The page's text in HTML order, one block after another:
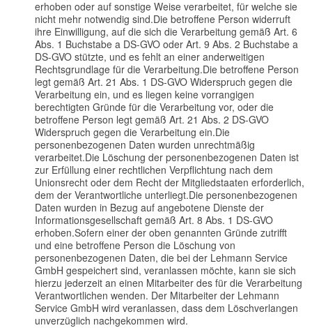
erhoben oder auf sonstige Weise verarbeitet, für welche sie
nicht mehr notwendig sind.Die betroffene Person widerruft
ihre Einwilligung, auf die sich die Verarbeitung gemäß Art. 6
Abs. 1 Buchstabe a DS-GVO oder Art. 9 Abs. 2 Buchstabe a
DS-GVO stützte, und es fehlt an einer anderweitigen
Rechtsgrundlage für die Verarbeitung.Die betroffene Person
legt gemäß Art. 21 Abs. 1 DS-GVO Widerspruch gegen die
Verarbeitung ein, und es liegen keine vorrangigen
berechtigten Gründe für die Verarbeitung vor, oder die
betroffene Person legt gemäß Art. 21 Abs. 2 DS-GVO
Widerspruch gegen die Verarbeitung ein.Die
personenbezogenen Daten wurden unrechtmäßig
verarbeitet.Die Löschung der personenbezogenen Daten ist
zur Erfüllung einer rechtlichen Verpflichtung nach dem
Unionsrecht oder dem Recht der Mitgliedstaaten erforderlich,
dem der Verantwortliche unterliegt.Die personenbezogenen
Daten wurden in Bezug auf angebotene Dienste der
Informationsgesellschaft gemäß Art. 8 Abs. 1 DS-GVO
erhoben.Sofern einer der oben genannten Gründe zutrifft
und eine betroffene Person die Löschung von
personenbezogenen Daten, die bei der Lehmann Service
GmbH gespeichert sind, veranlassen möchte, kann sie sich
hierzu jederzeit an einen Mitarbeiter des für die Verarbeitung
Verantwortlichen wenden. Der Mitarbeiter der Lehmann
Service GmbH wird veranlassen, dass dem Löschverlangen
unverzüglich nachgekommen wird.